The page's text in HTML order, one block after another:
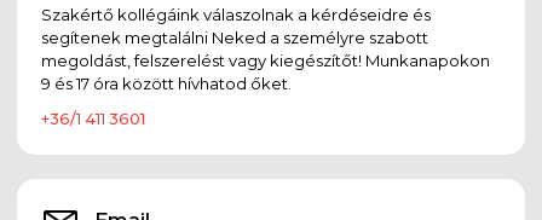
Szakértő kollégáink válaszolnak a kérdéseidre és
segítenek megtalálni Neked a személyre szabott
megoldást, felszerelést vagy kiegészítőt! Munkanapokon
9 és 17 óra között hívhatod őket.
+36/1 411 3601